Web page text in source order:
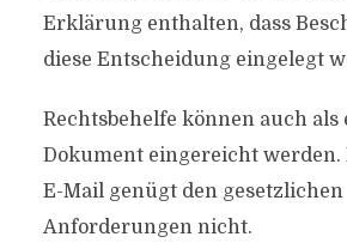
Erklärung enthalten, dass
diese Entscheidung eingelegt
Rechtsbehelfe können auch
Dokument eingereicht werden.
E-Mail genügt den gesetzlichen
Anforderungen nicht.